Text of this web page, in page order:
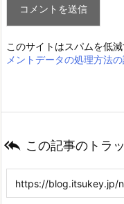
このサイトはスパムを低
メントデータの処理方法
 この記事のトラ